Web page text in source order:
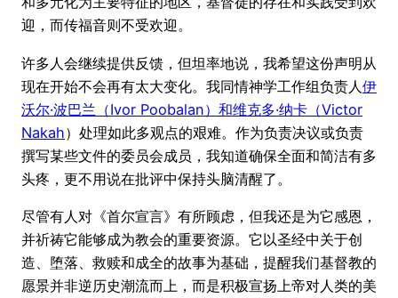
迎，而传福音则不受欢迎。
许多人会继续提供反馈，但坦率地说，我希望这份声明从
现在开始不会再有太大变化。我同情神学工作组负责人 伊
沃尔·波巴兰（Ivor Poobalan）和维克多·纳卡（Victor
Nakah）处理如此多观点的艰难。作为负责决议或负责
撰写某些文件的委员会成员，我知道确保全面和简洁有多
头疼，更不用说在批评中保持头脑清醒了。
尽管有人对《首尔宣言》有所顾虑，但我还是为它感恩，
并祈祷它能够成为教会的重要资源。它以圣经中关于创
造、堕落、救赎和成全的故事为基础，提醒我们基督教的
愿景并非逆历史潮流而上，而是积极宣扬上帝对人类的美